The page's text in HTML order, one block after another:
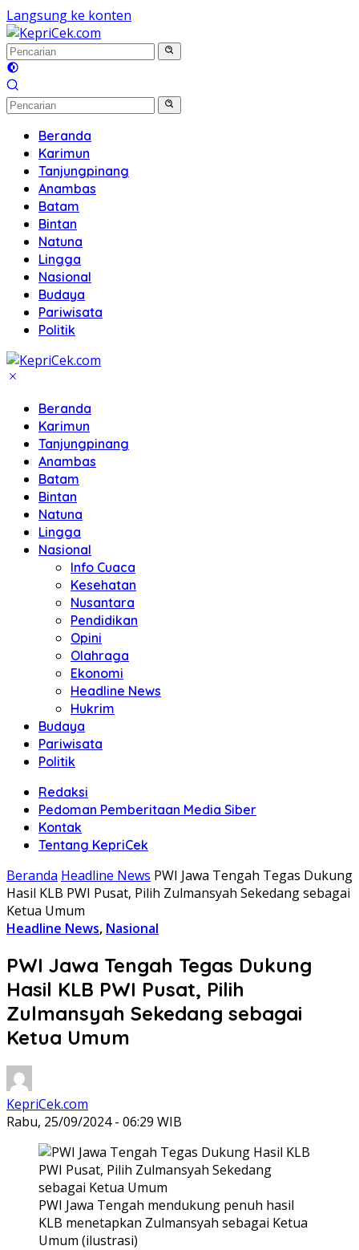
Langsung ke konten
Beranda
Karimun
Tanjungpinang
Anambas
Batam
Bintan
Natuna
Lingga
Nasional
Budaya
Pariwisata
Politik
Beranda
Karimun
Tanjungpinang
Anambas
Batam
Bintan
Natuna
Lingga
Nasional
Info Cuaca
Kesehatan
Nusantara
Pendidikan
Opini
Olahraga
Ekonomi
Headline News
Hukrim
Budaya
Pariwisata
Politik
Redaksi
Pedoman Pemberitaan Media Siber
Kontak
Tentang KepriCek
Beranda Headline News PWI Jawa Tengah Tegas Dukung
Hasil KLB PWI Pusat, Pilih Zulmansyah Sekedang sebagai
Ketua Umum
Headline News, Nasional
PWI Jawa Tengah Tegas Dukung
Hasil KLB PWI Pusat, Pilih
Zulmansyah Sekedang sebagai
Ketua Umum
KepriCek.com
Rabu, 25/09/2024 - 06:29 WIB
PWI Jawa Tengah mendukung penuh hasil
KLB menetapkan Zulmansyah sebagai Ketua
Umum (ilustrasi)